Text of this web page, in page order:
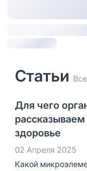
Статьи
Для чего
здоровье
02 Апреля 2025
Какой